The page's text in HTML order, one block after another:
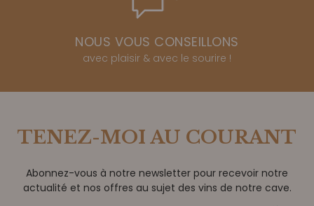
NOUS VOUS CONSEILLONS
avec plaisir & avec le sourire !
TENEZ-MOI AU COURANT
Abonnez-vous à notre newsletter pour recevoir notre
actualité et nos offres au sujet des vins de notre cave.